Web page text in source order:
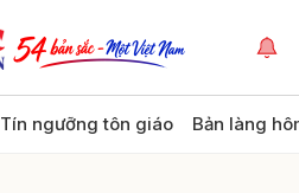
Tín ngưỡng tôn giáo Bản làng